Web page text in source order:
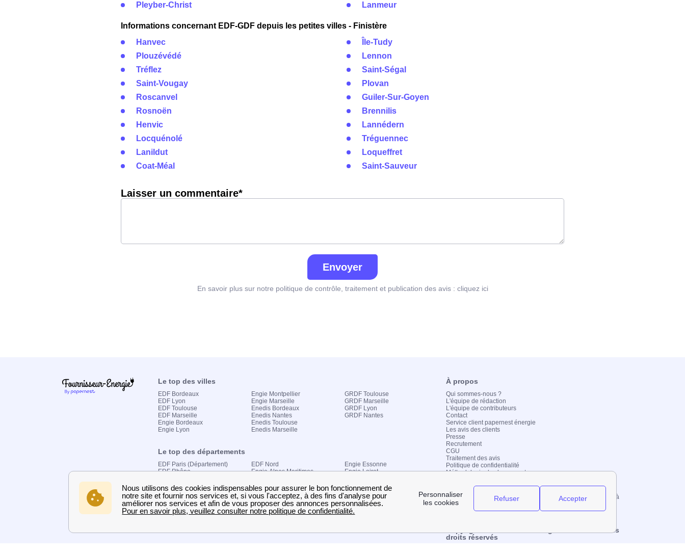
Pleyber-Christ
Lanmeur
Informations concernant EDF-GDF depuis les petites villes - Finistère
Hanvec
Plouzévédé
Tréflez
Saint-Vougay
Roscanvel
Rosnoën
Henvic
Locquénolé
Lanildut
Coat-Méal
Île-Tudy
Lennon
Saint-Ségal
Plovan
Guiler-Sur-Goyen
Brennilis
Lannédern
Tréguennec
Loqueffret
Saint-Sauveur
Laisser un commentaire*
Envoyer
En savoir plus sur notre politique de contrôle, traitement et publication des avis : cliquez ici
Le top des villes
EDF Bordeaux
EDF Lyon
EDF Toulouse
EDF Marseille
Engie Bordeaux
Engie Lyon
Engie Montpellier
Engie Marseille
Enedis Bordeaux
Enedis Nantes
Enedis Toulouse
Enedis Marseille
GRDF Toulouse
GRDF Marseille
GRDF Lyon
GRDF Nantes
Le top des départements
EDF Paris (Département)
EDF Rhône
EDF Nord
Engie Alpes Maritimes
Engie Essonne
Engie Loiret
Électricité et gaz
EDF déménagement
Compteur Linky
EDF Espace client
À propos
Qui sommes-nous ?
L'équipe de rédaction
L'équipe de contributeurs
Contact
Service client papernest énergie
Les avis des clients
Presse
Recrutement
CGU
Traitement des avis
Politique de confidentialité
Méthodologie de classement
Nous contacter
Appelez nous au 09 77 42 34 30 (du lundi au vendredi de 9h à
21h)
Écrivez-nous à contact@papernest.com
Copyright © fournisseur-energie.com 2026 – Tous
droits réservés